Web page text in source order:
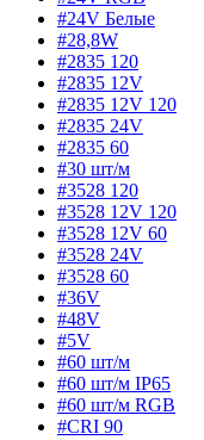
#24V Белые
#28,8W
#2835 120
#2835 12V
#2835 12V 120
#2835 24V
#2835 60
#30 шт/м
#3528 120
#3528 12V 120
#3528 12V 60
#3528 24V
#3528 60
#36V
#48V
#5V
#60 шт/м
#60 шт/м IP65
#60 шт/м RGB
#CRI 90